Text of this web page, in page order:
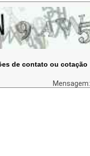
de contato ou cotação
Mensagem: